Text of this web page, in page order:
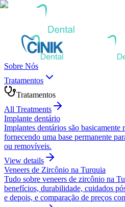
Sobre Nós
Tratamentos
Tratamentos
All Treatments
Implante dentário
Implantes dentários são basicamente
fornecendo uma base permanente
ou removíveis.
View details
Veneers de Zircônio na Turquia
Tudo sobre veneers de zircônio na
benefícios, durabilidade, cuidados
e depois, e comparação de preços